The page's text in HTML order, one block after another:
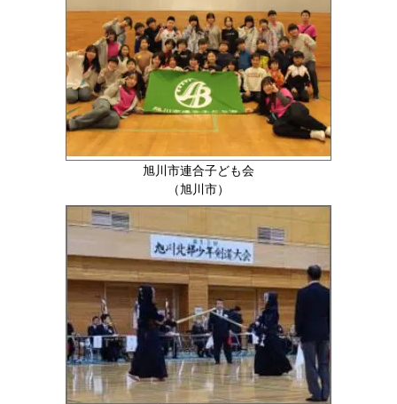
旭川市連合子ども会
（旭川市）